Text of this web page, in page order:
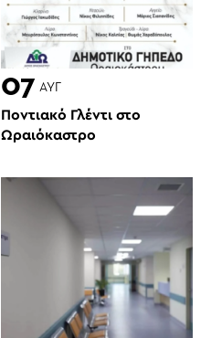
07 ΑΥΓ
Ποντιακό Γλέντι στο
Ωραιόκαστρο